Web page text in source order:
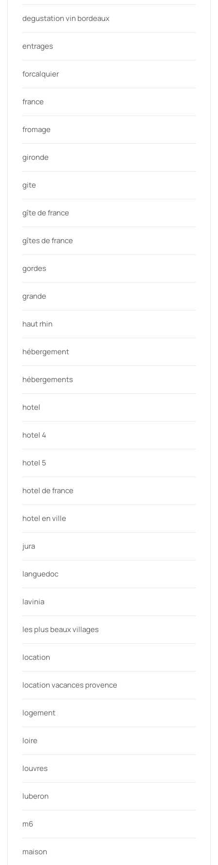
degustation vin bordeaux
entrages
forcalquier
france
fromage
gironde
gite
gîte de france
gîtes de france
gordes
grande
haut rhin
hébergement
hébergements
hotel
hotel 4
hotel 5
hotel de france
hotel en ville
jura
languedoc
lavinia
les plus beaux villages
location
location vacances provence
logement
loire
louvres
luberon
m6
maison